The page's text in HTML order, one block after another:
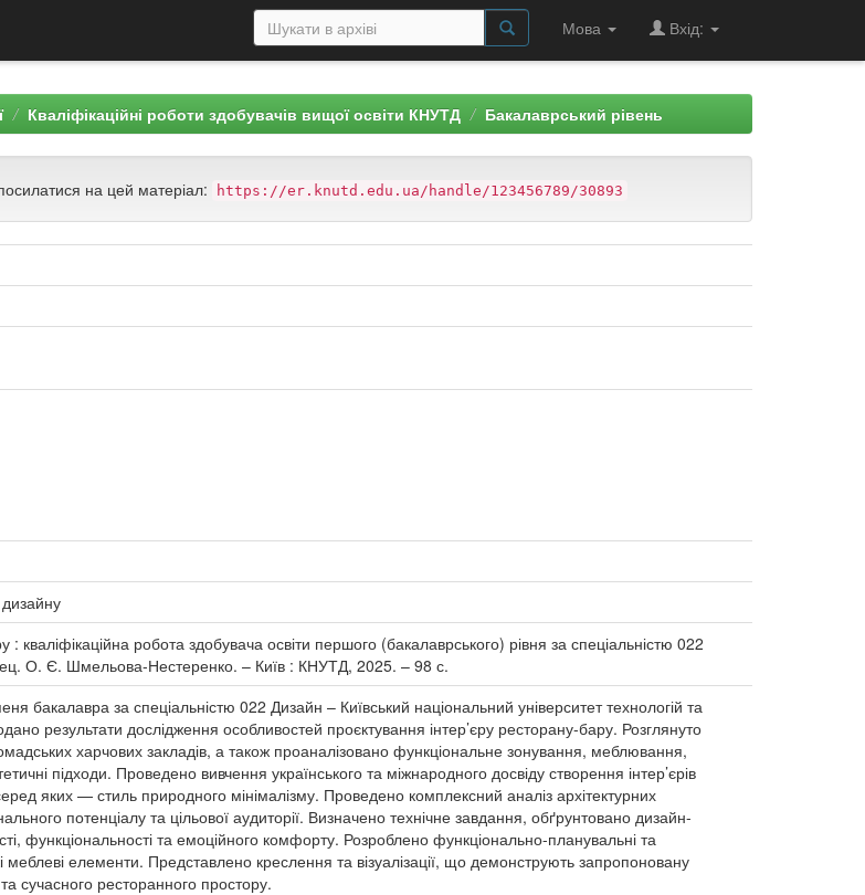
Мова Вхід:
Кваліфікаційні роботи здобувачів вищої освіти КНУТД Бакалаврський рівень
на цей матеріал: https://er.knutd.edu.ua/handle/123456789/30893
дизайну
кваліфікаційна робота здобувача освіти першого (бакалаврського) рівня за спеціальністю 022
О. Є. Шмельова-Нестеренко. – Київ : КНУТД, 2025. – 98 с.
бакалавра за спеціальністю 022 Дизайн – Київський національний університет технологій та
результати дослідження особливостей проєктування інтер’єру ресторану-бару. Розглянуто
харчових закладів, а також проаналізовано функціональне зонування, меблювання,
підходи. Проведено вивчення українського та міжнародного досвіду створення інтер’єрів
яких — стиль природного мінімалізму. Проведено комплексний аналіз архітектурних
потенціалу та цільової аудиторії. Визначено технічне завдання, обґрунтовано дизайн-
функціональності та емоційного комфорту. Розроблено функціонально-планувальні та
меблеві елементи. Представлено креслення та візуалізації, що демонструють запропоновану
сучасного ресторанного простору.